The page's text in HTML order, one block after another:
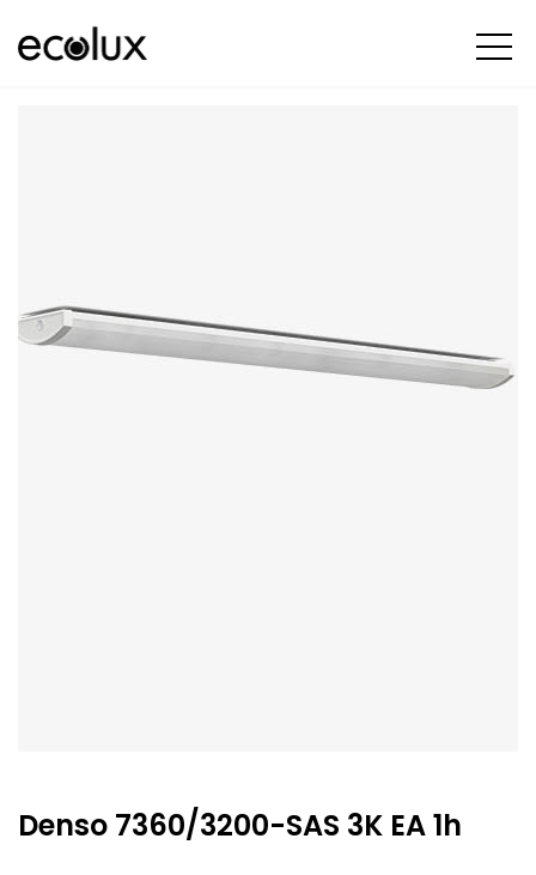
Denso 7360/3200-SAS 3K EA 1h